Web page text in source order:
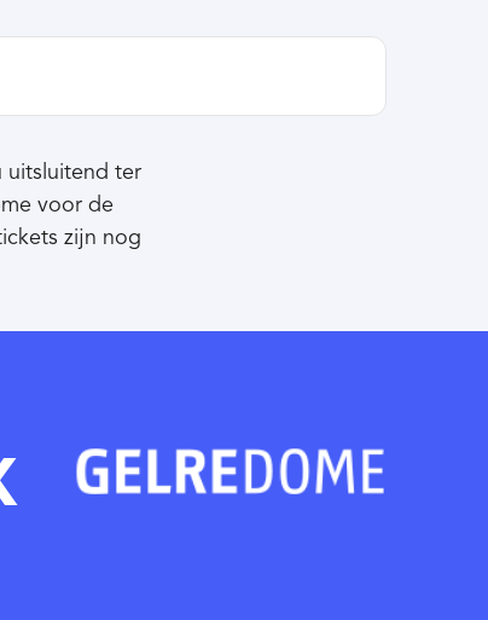
uitsluitend ter
voor de
zijn nog